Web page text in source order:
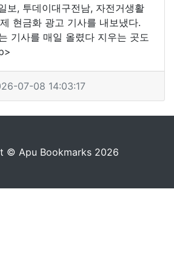
보, 투데이대구전남, 자전거생활
현금화 광고 기사를 내보냈다.
기사를 매일 올렸다 지우는 곳도
07-08 14:03:17
© Apu Bookmarks 2026